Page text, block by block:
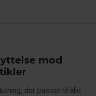
mod
der passer til alle